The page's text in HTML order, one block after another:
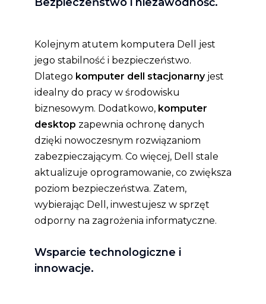
Kolejnym atutem komputera Dell jest
jego stabilność i bezpieczeństwo.
Dlatego komputer dell stacjonarnyjest
idealny do pracy w środowisku
biznesowym. Dodatkowo, komputer
desktop zapewnia ochronę danych
dzięki nowoczesnym rozwiązaniom
zabezpieczającym. Co więcej, Dell stale
aktualizuje oprogramowanie, co zwiększa
poziom bezpieczeństwa. Zatem,
wybierając Dell, inwestujesz w sprzęt
odporny na zagrożenia informatyczne.
Wsparcie technologiczne i
innowacje.